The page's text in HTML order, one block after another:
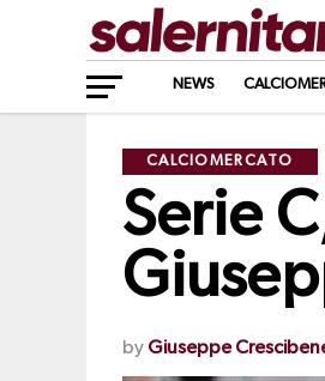
NEWS
CALCIOMERCATO
Serie
by Giuseppe